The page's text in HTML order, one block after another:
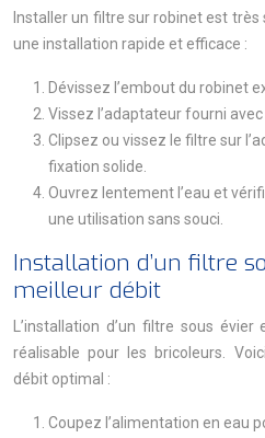
Installer un filtre sur robinet est
une installation rapide et efficace :
Dévissez l’embout du robinet
Vissez l’adaptateur fourni
Clipsez ou vissez le filtre sur
fixation solide.
Ouvrez lentement l’eau et
une utilisation sans souci.
Installation d’un filtre
meilleur débit
L’installation d’un filtre sous
réalisable pour les bricoleurs.
débit optimal :
Coupez l’alimentation en eau